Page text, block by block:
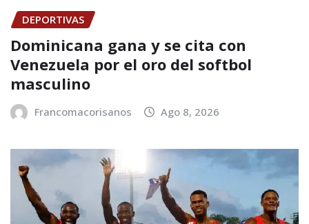
DEPORTIVAS
Dominicana gana y se cita con
Venezuela por el oro del softbol
masculino
Francomacorisanos Ago 8, 2026